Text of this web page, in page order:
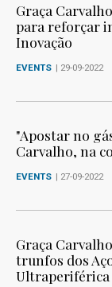
Graça
para reforçar
Inovação
EVENTS | 29-09-2022
"Apostar no
Carvalho, na
EVENTS | 27-09-2022
Graça
trunfos dos
Ultraperiférica